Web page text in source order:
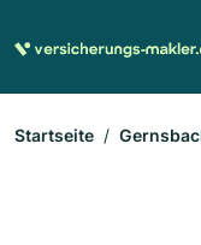
Startseite